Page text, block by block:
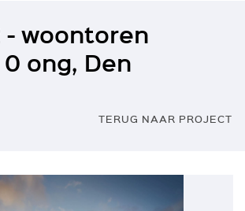
- woontoren
ong, Den
TERUG NAAR PROJECT